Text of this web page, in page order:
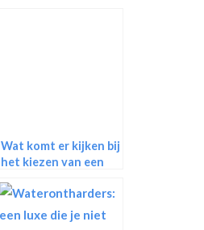
Wat komt er kijken bij
het kiezen van een